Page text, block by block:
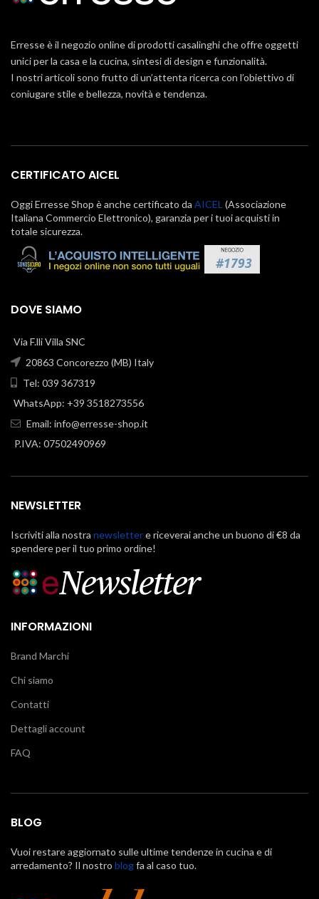
Erresse è il negozio online di prodotti casalinghi che offre oggetti
unici per la casa e la cucina, sintesi di design e funzionalità.
I nostri articoli sono frutto di un’attenta ricerca con l’obiettivo di
coniugare stile e bellezza, novità e tendenza.
CERTIFICATO AICEL
Oggi Erresse Shop è anche certificato da AICEL (Associazione
Italiana Commercio Elettronico), garanzia per i tuoi acquisti in
totale sicurezza.
DOVE SIAMO
Via F.lli Villa SNC
20863 Concorezzo (MB) Italy
Tel: 039 367319
WhatsApp: +39 3518273556
Email: info@erresse-shop.it
P.IVA: 07502490969
NEWSLETTER
Iscriviti alla nostra newslettere riceverai anche un buono di €8 da
spendere per il tuo primo ordine!
INFORMAZIONI
Brand Marchi
Chi siamo
Contatti
Dettagli account
FAQ
BLOG
Vuoi restare aggiornato sulle ultime tendenze in cucina e di
arredamento? Il nostro blogfa al caso tuo.